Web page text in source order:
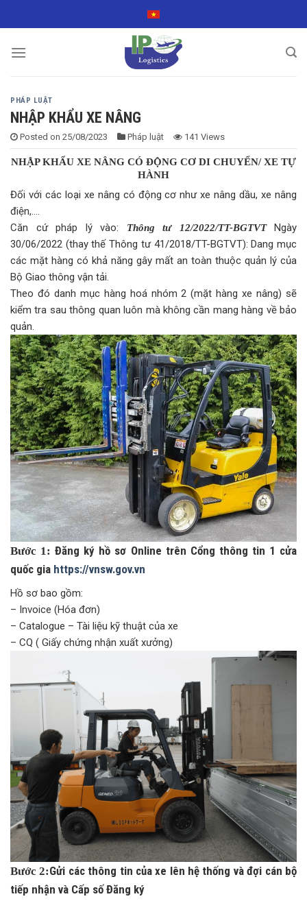
to
PHÁP LUẬT
NHẬP KHẨU XE NÂNG
Posted on 25/08/2023 Pháp luật 141 Views
NHẬP KHẨU XE NÂNG CÓ ĐỘNG CƠ DI CHUYỂN/ XE TỰ
HÀNH
Đối với các loại xe nâng có động cơ như xe nâng dầu, xe nâng
điện,….
Căn cứ pháp lý vào:
Thông tư 12/2022/TT-BGTVTNgày
30/06/2022 (thay thế Thông tư 41/2018/TT-BGTVT): Dang mục
các mặt hàng có khả năng gây mất an toàn thuộc quản lý của
Bộ Giao thông vận tải.
Theo đó danh mục hàng hoá nhóm 2 (mặt hàng xe nâng) sẽ
kiểm tra sau thông quan luôn mà không cần mang hàng về bảo
quản.
Bước 1: Đăng ký hồ sơ Online trên Cổng thông tin 1 cửa
quốc gia https://vnsw.gov.vn
Hồ sơ bao gồm:
– Invoice (Hóa đơn)
– Catalogue – Tài liệu kỹ thuật của xe
– CQ ( Giấy chứng nhận xuất xưởng)
Bước 2:Gửi các thông tin của xe lên hệ thống và đợi cán bộ
tiếp nhận và Cấp số Đăng ký